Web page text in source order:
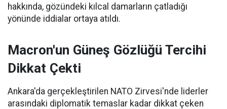
hakkında, gözündeki kılcal damarların çatladığı
yönünde iddialar ortaya atıldı.
Macron'un Güneş Gözlüğü Tercihi
Dikkat Çekti
Ankara'da gerçekleştirilen NATO Zirvesi'nde liderler
arasındaki diplomatik temaslar kadar dikkat çeken